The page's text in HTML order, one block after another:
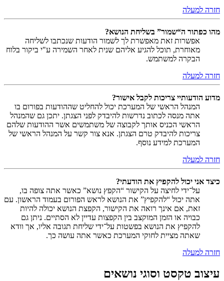
חזרה למעלה
מהו כפתור ה“שמור” בשליחת הנושא?
אפשרות זאת מאפשרת לך לשמור הודעות שנכתבו לשליחה
מאוחרת, תוכל להגיע אליהם שנית לאחר השמירה ע"י ביקור בלוח
הבקרה למשתמש.
חזרה למעלה
מדוע הודעותיי צריכות לקבל אישור?
המנהל הראשי של המערכת יכול להחליט שההודעות בפורום בו
אתה מנסה לכתוב נדרשות להיבדק לפני הצגתן. יתכן גם שהמנהל
הראשי הכניס אותך לקבוצה של משתמשים אשר ההודעות שלהם
צריכות להיבדק טרם הצגתן. אנא צור קשר על המנהל הראשי של
המערכת למידע נוסף.
חזרה למעלה
כיצד אני יכול להקפיץ את הודעתי?
על־ידי לחיצה על הקישור “הקפץ נושא” כאשר אתה צופה בו,
אתה יכול “להקפיץ” את הנושא לראש הפורום בעמוד הראשון. עם
זאת, אם אינך רואה את הקישור, הקפצת הנושא יכולה להיות
כבויה או הזמן המוקצב בין הקפצות עדיין לא הסתיים. ניתן גם
להקפיץ את הנושא בפשטות על־ידי שליחת תגובה אליו, אך וודא
שאתה מציית לחוקי המערכת כאשר אתה עושה כך.
חזרה למעלה
עיצוב טקסט וסוגי נושאים